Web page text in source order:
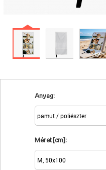
Anyag:
Méret [cm]: